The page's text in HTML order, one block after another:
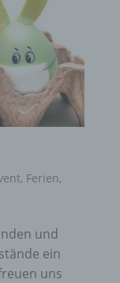
, Ferien,
und
ein
uns